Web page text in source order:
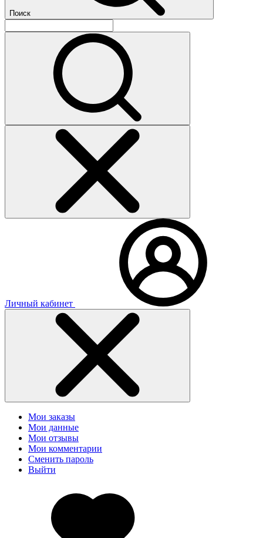
Поиск
Личный кабинет
Мои заказы
Мои данные
Мои отзывы
Мои комментарии
Сменить пароль
Выйти